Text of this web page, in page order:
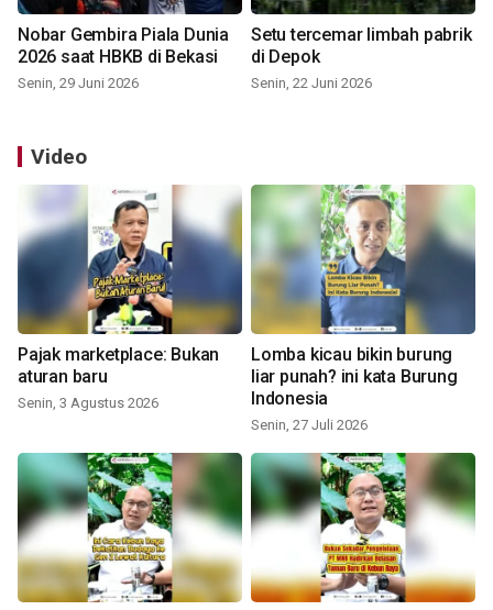
Nobar Gembira Piala Dunia
2026 saat HBKB di Bekasi
Senin, 29 Juni 2026
Setu tercemar limbah pabrik
di Depok
Senin, 22 Juni 2026
Video
Pajak marketplace: Bukan
aturan baru
Senin, 3 Agustus 2026
Lomba kicau bikin burung
liar punah? ini kata Burung
Indonesia
Senin, 27 Juli 2026